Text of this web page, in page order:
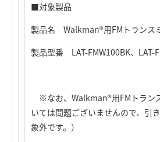
■対象製品
製品名 Walkman®用FMトランス
製品型番 LAT-FMW100BK、LAT-
※なお、Walkman®用FMトラン
いては問題ございませんので、引
象外です。）